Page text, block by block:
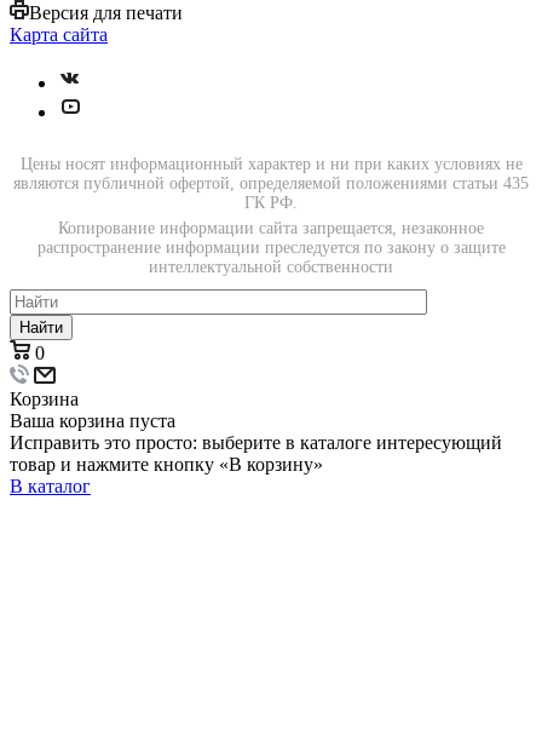
Версия для печати
Карта сайта
Цены носят информационный характер и ни при каких условиях не
являются публичной офертой, определяемой положениями статьи 435
ГК РФ.
Копирование информации сайта запрещается, незаконное
распространение информации преследуется по закону о защите
интеллектуальной собственности
Найти
0
Корзина
Ваша корзина пуста
Исправить это просто: выберите в каталоге интересующий
товар и нажмите кнопку «В корзину»
В каталог